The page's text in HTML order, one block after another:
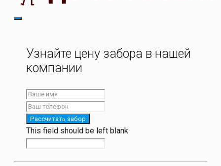
Узнайте цену забора в нашей
компании
Рассчитать забор
This field should be left blank